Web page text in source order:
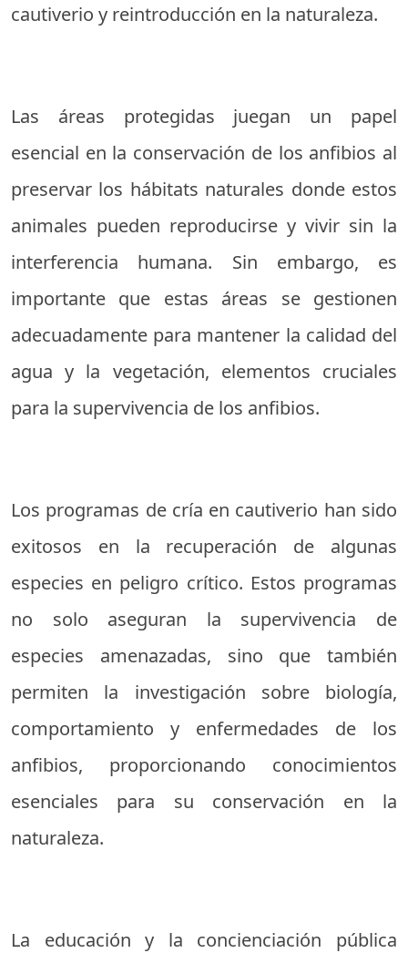
cautiverio y reintroducción en la naturaleza.
Las áreas protegidas juegan un papel
esencial en la conservación de los anfibios al
preservar los hábitats naturales donde estos
animales pueden reproducirse y vivir sin la
interferencia humana. Sin embargo, es
importante que estas áreas se gestionen
adecuadamente para mantener la calidad del
agua y la vegetación, elementos cruciales
para la supervivencia de los anfibios.
Los programas de cría en cautiverio han sido
exitosos en la recuperación de algunas
especies en peligro crítico. Estos programas
no solo aseguran la supervivencia de
especies amenazadas, sino que también
permiten la investigación sobre biología,
comportamiento y enfermedades de los
anfibios, proporcionando conocimientos
esenciales para su conservación en la
naturaleza.
La educación y la concienciación pública